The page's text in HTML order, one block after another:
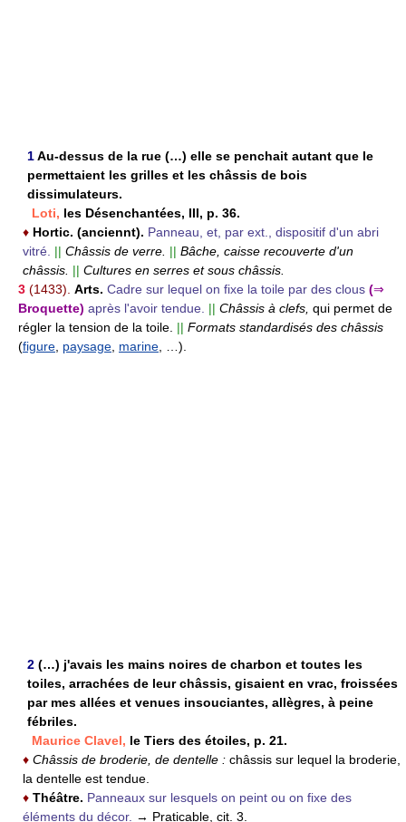
1Au-dessus de la rue (…) elle se penchait autant que le
permettaient les grilles et les châssis de bois
dissimulateurs.
Loti, les Désenchantées, III, p. 36.
♦ Hortic. (anciennt). Panneau, et, par ext., dispositif d'un abri
vitré. || Châssis de verre. || Bâche, caisse recouverte d'un
châssis. || Cultures en serres et sous châssis.
3 (1433). Arts. Cadre sur lequel on fixe la toile par des clous (⇒
Broquette) après l'avoir tendue. || Châssis à clefs, qui permet de
régler la tension de la toile. || Formats standardisés des châssis
(figure, paysage, marine, …).
2 (…) j'avais les mains noires de charbon et toutes les
toiles, arrachées de leur châssis, gisaient en vrac, froissées
par mes allées et venues insouciantes, allègres, à peine
fébriles.
Maurice Clavel, le Tiers des étoiles, p. 21.
♦ Châssis de broderie, de dentelle : châssis sur lequel la broderie,
la dentelle est tendue.
♦ Théâtre. Panneaux sur lesquels on peint ou on fixe des
éléments du décor. → Praticable, cit. 3.